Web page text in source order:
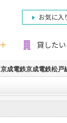
お気に入
貸したい
京成電鉄京成電鉄松戸